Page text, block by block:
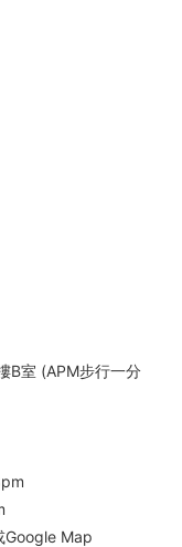
B室 (APM步行一分
Google Map